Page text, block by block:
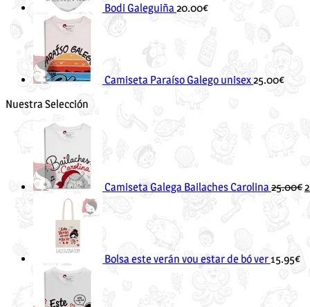
Bodi Galeguiña 20.00€
Camiseta Paraíso Galego unisex25.00€
Nuestra Selección
Camiseta Galega Bailaches Carolina 25.00€
Bolsa este verán vou estar de bó ver15.95€